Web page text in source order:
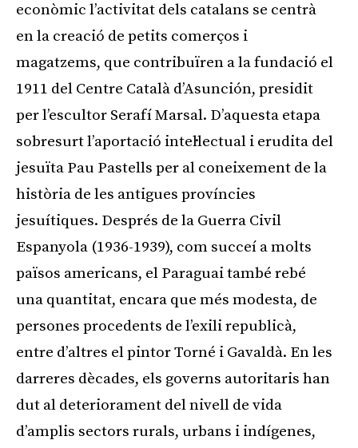
econòmic l’activitat dels catalans se centrà
en la creació de petits comerços i
magatzems, que contribuïren a la fundació el
1911 del Centre Català d’Asunción, presidit
per l’escultor Serafí Marsal. D’aquesta etapa
sobresurt l’aportació intel·lectual i erudita del
jesuïta Pau Pastells per al coneixement de la
història de les antigues províncies
jesuítiques. Després de la Guerra Civil
Espanyola (1936-1939), com succeí a molts
països americans, el Paraguai també rebé
una quantitat, encara que més modesta, de
persones procedents de l’exili republicà,
entre d’altres el pintor Torné i Gavaldà. En les
darreres dècades, els governs autoritaris han
dut al deteriorament del nivell de vida
d’amplis sectors rurals, urbans i indígenes,